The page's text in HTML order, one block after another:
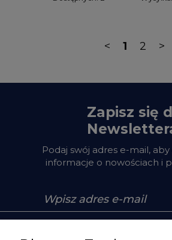
< 1 2 >
Zapisz się
Podaj swój adres e-mail,
informacje o nowościach i